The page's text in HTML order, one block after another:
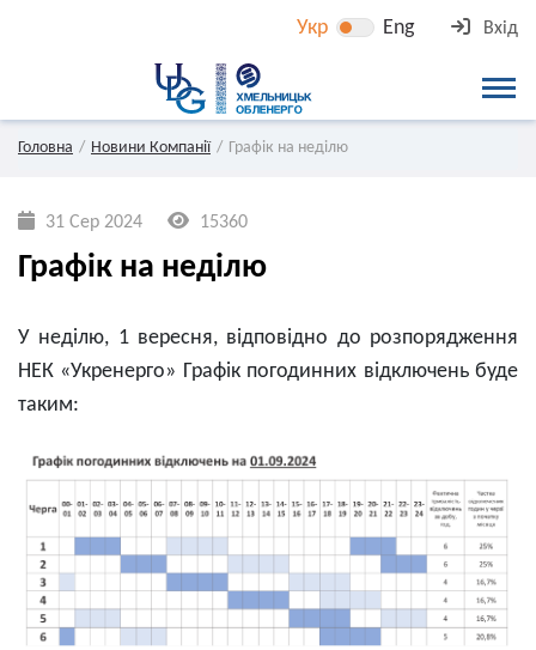
Укр Eng Вхід
Головна Новини Компанії Графік на неділю
31 Сер 2024 15360
Графік на неділю
У неділю, 1 вересня, відповідно до розпорядження
НЕК «Укренерго» Графік погодинних відключень буде
таким: